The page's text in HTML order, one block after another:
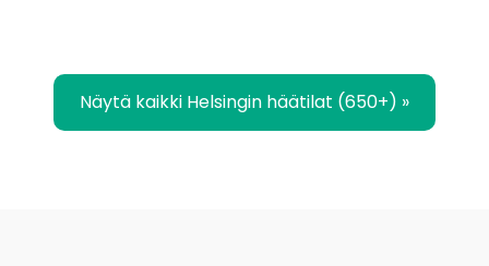
Näytä kaikki Helsingin häätilat (650+) »